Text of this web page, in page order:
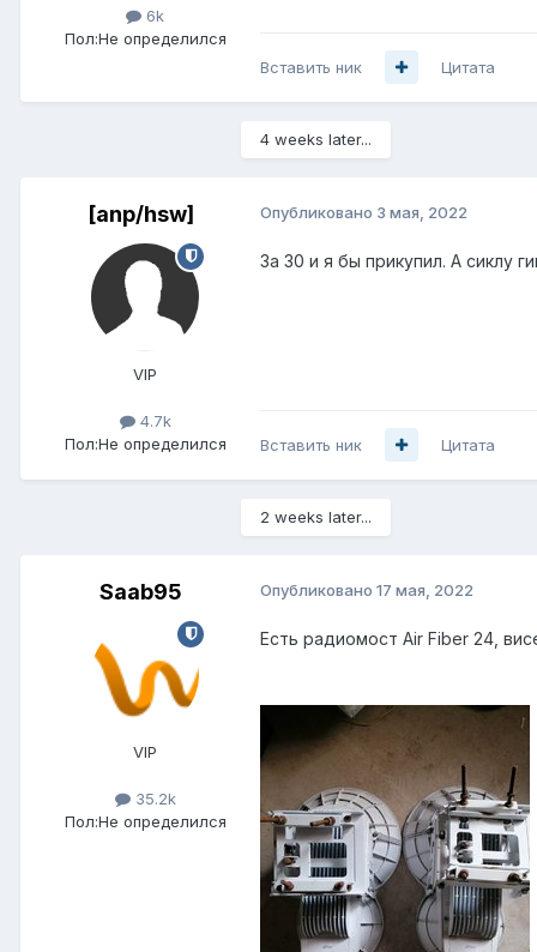
6k
Пол:Не определился
Вставить ник Цитата
4 weeks later...
[anp/hsw]
VIP
4.7k
Пол:Не определился
Опубликовано 3 мая, 2022
За 30 и я бы прикупил. А сиклу
Вставить ник Цитата
2 weeks later...
Saab95
VIP
35.2k
Пол:Не определился
Опубликовано 17 мая, 2022
Есть радиомост Air Fiber 24,